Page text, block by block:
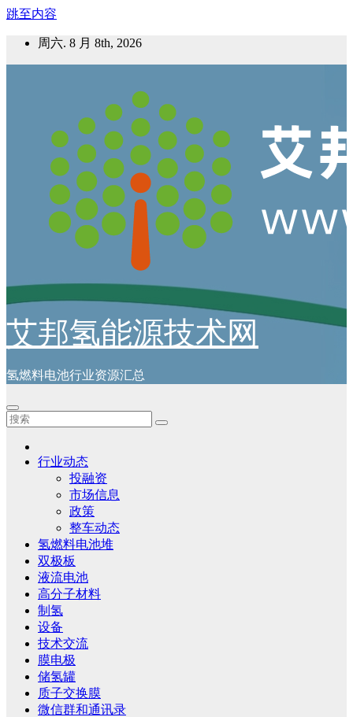
跳至内容
周六. 8 月 8th, 2026
艾邦氢能源技术网
氢燃料电池行业资源汇总
行业动态
投融资
市场信息
政策
整车动态
氢燃料电池堆
双极板
液流电池
高分子材料
制氢
设备
技术交流
膜电极
储氢罐
质子交换膜
微信群和通讯录